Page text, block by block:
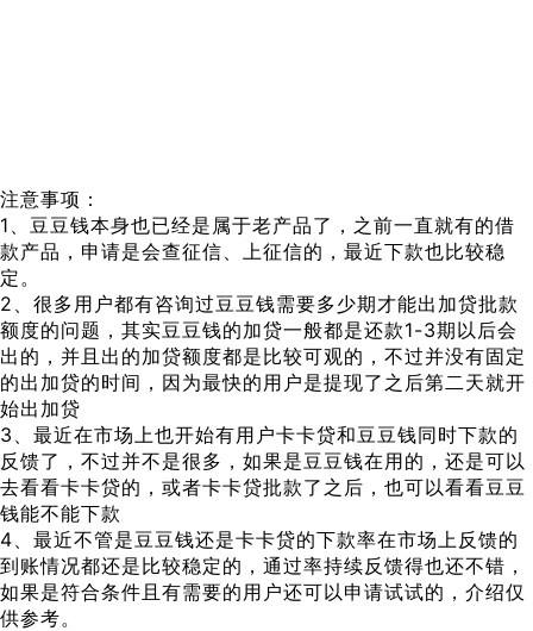
注意事项：
1、豆豆钱本身也已经是属于老产品了，之前一直就有的借
款产品，申请是会查征信、上征信的，最近下款也比较稳
定。
2、很多用户都有咨询过豆豆钱需要多少期才能出加贷批款
额度的问题，其实豆豆钱的加贷一般都是还款1-3期以后会
出的，并且出的加贷额度都是比较可观的，不过并没有固定
的出加贷的时间，因为最快的用户是提现了之后第二天就开
始出加贷
3、最近在市场上也开始有用户卡卡贷和豆豆钱同时下款的
反馈了，不过并不是很多，如果是豆豆钱在用的，还是可以
去看看卡卡贷的，或者卡卡贷批款了之后，也可以看看豆豆
钱能不能下款
4、最近不管是豆豆钱还是卡卡贷的下款率在市场上反馈的
到账情况都还是比较稳定的，通过率持续反馈得也还不错，
如果是符合条件且有需要的用户还可以申请试试的，介绍仅
供参考。